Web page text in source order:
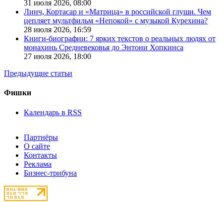
31 июля 2026, 08:00
Линч, Кортасар и «Матрица» в российской глуши. Чем
цепляет мультфильм «Непокой» с музыкой Курехина?
28 июля 2026, 16:59
Книги-биографии: 7 ярких текстов о реальных людях от
монахинь Средневековья до Энтони Хопкинса
27 июля 2026, 18:00
Предыдущие статьи
Фишки
Календарь в RSS
Партнёры
О сайте
Контакты
Реклама
Бизнес-трибуна